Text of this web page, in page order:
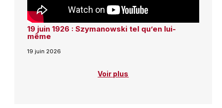
19 juin 1926 : Szymanowski tel qu’en lui-
même
19 juin 2026
Voir plus